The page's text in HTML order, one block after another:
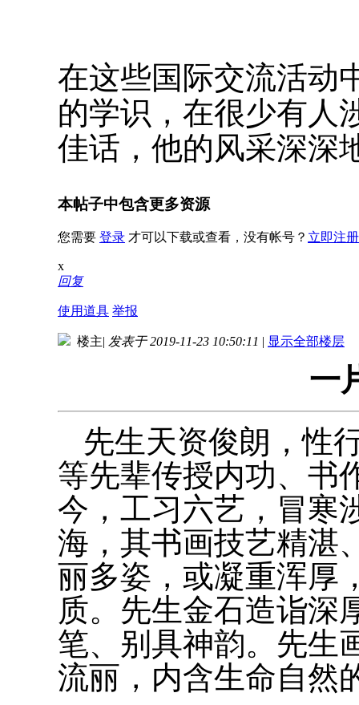
在这些国际交流活动
的学识，在很少有人
佳话，他的风采深深
本帖子中包含更多资源
您需要 登录 才可以下载或查看，没有帐号？ 立即注册
x
回复
使用道具 举报
楼主| 发表于 2019-11-23 10:50:11 | 显示全部楼层
一
先生天资俊朗，性
等先辈传授内功、书
今，工习六艺，冒寒
海，其书画技艺精湛
丽多姿，或凝重浑厚
质。先生金石造诣深
笔、别具神韵。先生
流丽，内含生命自然